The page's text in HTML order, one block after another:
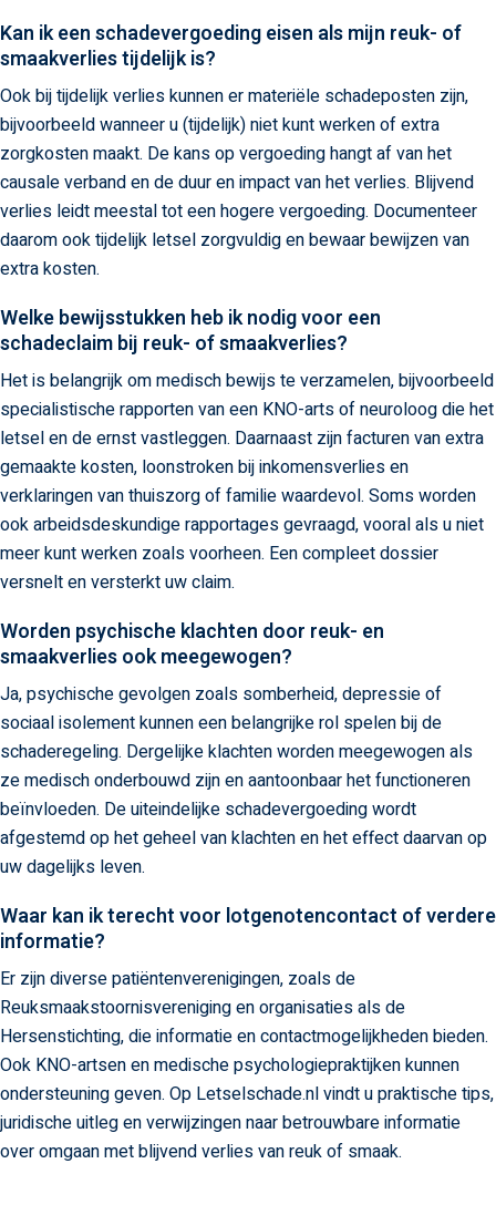
Kan ik een schadevergoeding eisen als mijn reuk- of
smaakverlies tijdelijk is?
Ook bij tijdelijk verlies kunnen er materiële schadeposten zijn,
bijvoorbeeld wanneer u (tijdelijk) niet kunt werken of extra
zorgkosten maakt. De kans op vergoeding hangt af van het
causale verband en de duur en impact van het verlies. Blijvend
verlies leidt meestal tot een hogere vergoeding. Documenteer
daarom ook tijdelijk letsel zorgvuldig en bewaar bewijzen van
extra kosten.
Welke bewijsstukken heb ik nodig voor een
schadeclaim bij reuk- of smaakverlies?
Het is belangrijk om medisch bewijs te verzamelen, bijvoorbeeld
specialistische rapporten van een KNO-arts of neuroloog die het
letsel en de ernst vastleggen. Daarnaast zijn facturen van extra
gemaakte kosten, loonstroken bij inkomensverlies en
verklaringen van thuiszorg of familie waardevol. Soms worden
ook arbeidsdeskundige rapportages gevraagd, vooral als u niet
meer kunt werken zoals voorheen. Een compleet dossier
versnelt en versterkt uw claim.
Worden psychische klachten door reuk- en
smaakverlies ook meegewogen?
Ja, psychische gevolgen zoals somberheid, depressie of
sociaal isolement kunnen een belangrijke rol spelen bij de
schaderegeling. Dergelijke klachten worden meegewogen als
ze medisch onderbouwd zijn en aantoonbaar het functioneren
beïnvloeden. De uiteindelijke schadevergoeding wordt
afgestemd op het geheel van klachten en het effect daarvan op
uw dagelijks leven.
Waar kan ik terecht voor lotgenotencontact of verdere
informatie?
Er zijn diverse patiëntenverenigingen, zoals de
Reuksmaakstoornisvereniging en organisaties als de
Hersenstichting, die informatie en contactmogelijkheden bieden.
Ook KNO-artsen en medische psychologiepraktijken kunnen
ondersteuning geven. Op Letselschade.nl vindt u praktische tips,
juridische uitleg en verwijzingen naar betrouwbare informatie
over omgaan met blijvend verlies van reuk of smaak.